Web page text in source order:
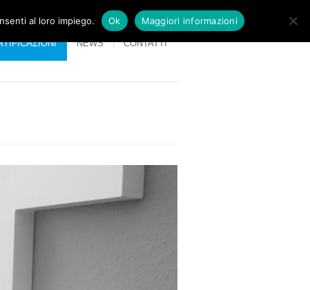
NEWS CONTATTI
al loro impiego. Ok Maggiori informazioni